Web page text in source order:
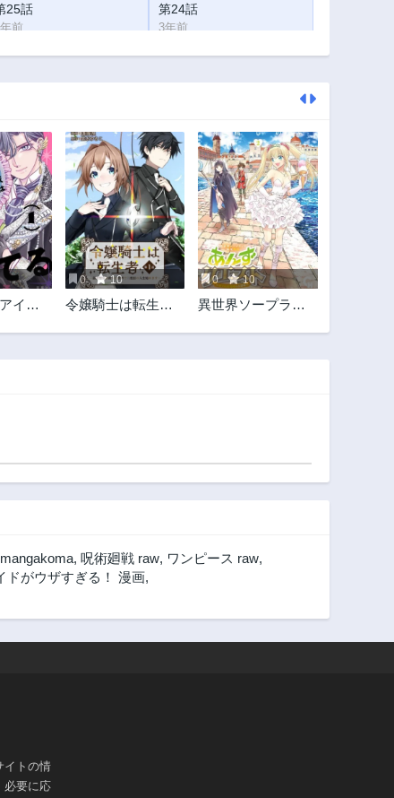
25話
前
第24話
3年前
20話 第19話
10話
前
第9話
3年前
5話
前
第4話
3年前
第1話
3年前
イド
0 10
令嬢騎士は転生者
人生始めます～
0 10
異世界ソープラン
てんば泡姫の大冒
mangakoma, 呪術廻戦 raw, ワンピース raw,
ドがウザすぎる！ 漫画,
イトの情
必要に応